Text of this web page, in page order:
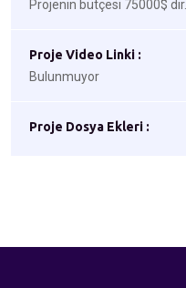
Projenin bütçesi 75000$ dir.
Proje Video Linki :
Bulunmuyor
Proje Dosya Ekleri :